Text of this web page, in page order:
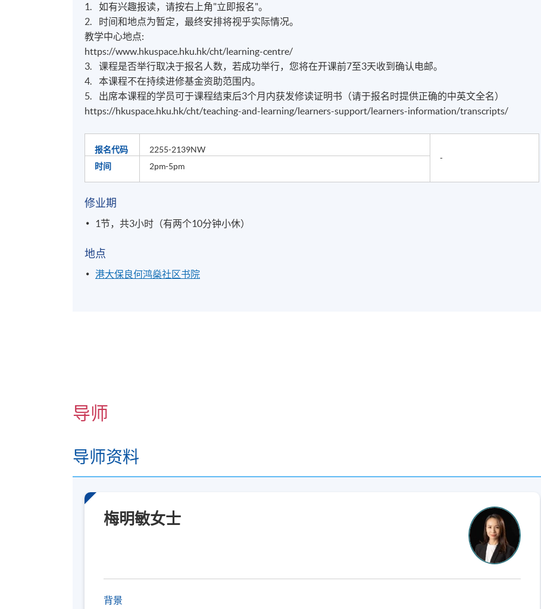
1. 如有兴趣报读，请按右上角"立即报名"。
2. 时间和地点为暂定，最终安排将视乎实际情况。
教学中心地点:
https://www.hkuspace.hku.hk/cht/learning-centre/
3. 课程是否举行取决于报名人数，若成功举行，您将在开课前7至3天收到确认电邮。
4. 本课程不在持续进修基金资助范围内。
5. 出席本课程的学员可于课程结束后3个月内获发修读证明书（请于报名时提供正确的中英文全名）
https://hkuspace.hku.hk/cht/teaching-and-learning/learners-support/learners-information/transcripts/
报名代码
2255-2139NW
-
时间
2pm-5pm
修业期
1节，共3小时（有两个10分钟小休）
地点
港大保良何鸿燊社区书院
导师
导师资料
梅明敏女士
背景